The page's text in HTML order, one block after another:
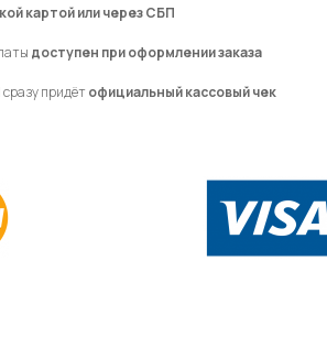
картой или через СБП
доступен при оформлении заказа
придётофициальный кассовый чек